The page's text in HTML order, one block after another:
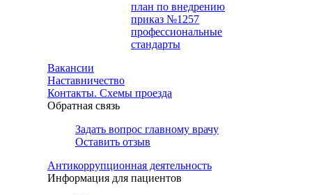
план по внедрению
приказ №1257
профессиональные
стандарты
Вакансии
Наставничество
Контакты. Схемы проезда
Обратная связь
Задать вопрос главному врачу
Оставить отзыв
Антикоррупционная деятельность
Информация для пациентов